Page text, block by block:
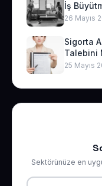
İş
26 Mayıs
Sigorta
Talebini
25 Mayıs
Sektörünüze en